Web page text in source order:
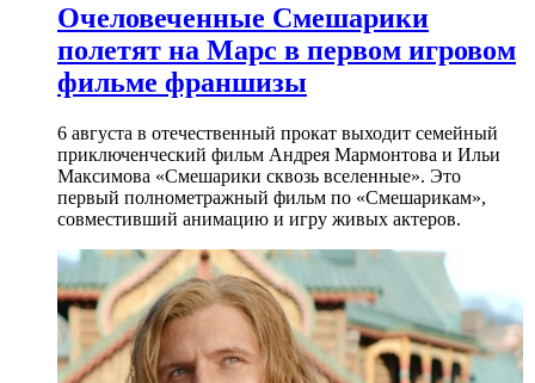
Очеловеченные Смешарики
полетят на Марс в первом игровом
фильме франшизы
6 августа в отечественный прокат выходит семейный
приключенческий фильм Андрея Мармонтова и Ильи
Максимова «Смешарики сквозь вселенные». Это
первый полнометражный фильм по «Смешарикам»,
совместивший анимацию и игру живых актеров.